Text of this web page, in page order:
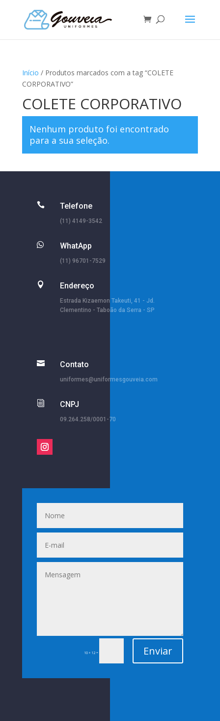
Início / Produtos marcados com a tag “COLETE
CORPORATIVO”
COLETE CORPORATIVO
Nenhum produto foi encontrado
para a sua seleção.
 Telefone
(11) 4149-3542
 WhatApp
(11) 96701-7529
 Endereço
Estrada Kizaemon Takeuti, 41 - Jd.
Clementino - Taboão da Serra - SP
 Contato
uniformes@uniformesgouveia.com
i CNPJ
09.264.258/0001-70
10 + 12 = Enviar